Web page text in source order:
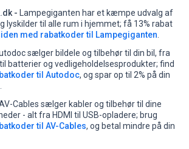
- Lampegiganten har et kæmpe udvalg af
lyskilder til alle rum i hjemmet; få 13% rabat
med rabatkoder til Lampegiganten
sælger bildele og tilbehør til din bil, fra
batterier og vedligeholdelsesprodukter; find
til Autodoc, og spar op til 2% på din
Cables sælger kabler og tilbehør til dine
- alt fra HDMI til USB-opladere; brug
til AV-Cables, og betal mindre på din